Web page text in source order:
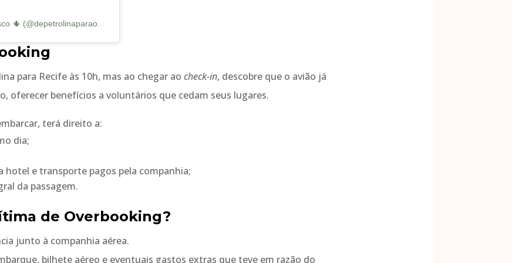
A post shared by 🌎 Turismo & Vale do São Francisco 🌵 (@depetrolinaparaomundo)
para Recife às 10h, mas ao chegar aocheck-in, descobre que o avião já
oferecer benefícios a voluntários que cedam seus lugares.
terá direito a:
dia;
hotel e transporte pagos pela companhia;
da passagem.
de Overbooking?
junto à companhia aérea.
bilhete aéreo e eventuais gastos extras que teve em razão do